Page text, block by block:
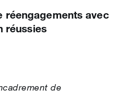
réengagements avec
réussies
de